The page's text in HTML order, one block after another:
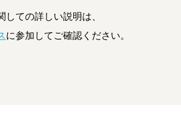
ての詳しい説明は、
に参加してご確認ください。